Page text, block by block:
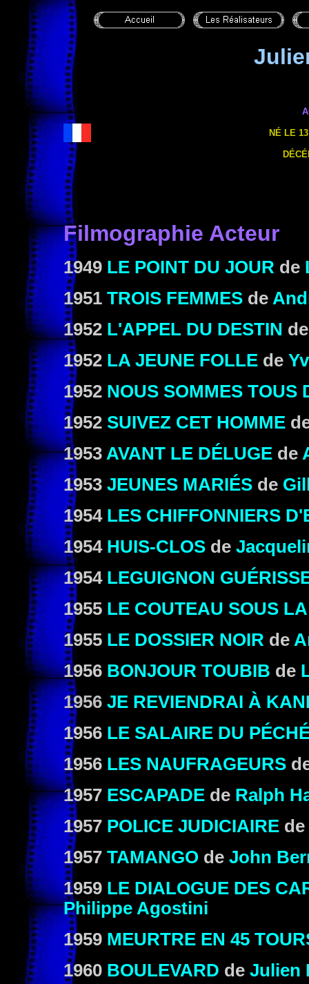
NÉ LE
Filmographie Acteur
1949 LE POINT DU JOUR de
1951 TROIS FEMMES de
1952 L'APPEL DU DESTIN
1952 LA JEUNE FOLLE de
1952 NOUS SOMMES TOUS
1952 SUIVEZ CET HOMME
1953 AVANT LE DÉLUGE de
1953 JEUNES MARIÉS de
1954 LES CHIFFONNIERS
1954 HUIS-CLOS de
1954 LEGUIGNON
1955 LE COUTEAU SOUS
1955 LE DOSSIER NOIR de
1956 BONJOUR TOUBIB de
1956 JE REVIENDRAI À
1956 LE SALAIRE DU
1956 LES NAUFRAGEURS
1957 ESCAPADE de Ralph
1957 POLICE JUDICIAIRE de
1957 TAMANGO de John
1959 LE DIALOGUE DES
Philippe Agostini
1959 MEURTRE EN 45
1960 BOULEVARD de Julien